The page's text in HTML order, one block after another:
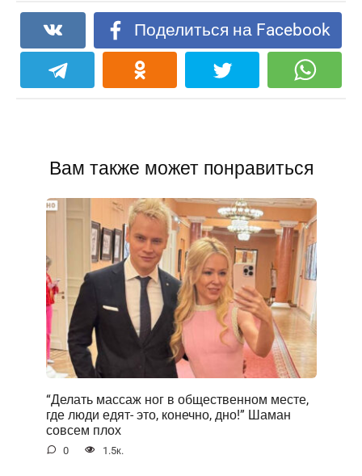
Поделиться на Facebook
Вам также может понравиться
“Делать массаж ног в общественном месте,
где люди едят- это, конечно, дно!” Шаман
совсем плох
0 1.5к.